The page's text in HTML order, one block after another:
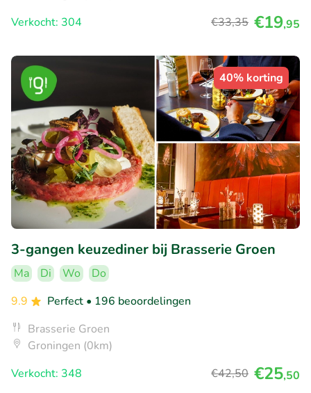
Verkocht: 304
€33,35 €19,95
40% korting
3-gangen keuzediner bij Brasserie Groen
Ma Di Wo
Do
9.9
Perfect • 196 beoordelingen
Brasserie Groen
Groningen (0km)
Verkocht: 348
€42,50 €25,50